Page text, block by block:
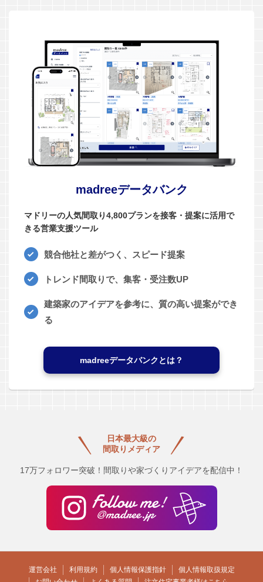
madreeデータバンク
マドリーの人気間取り4,800プランを接客・提案に活用で
きる営業支援ツール
競合他社と差がつく、スピード提案
トレンド間取りで、集客・受注数UP
建築家のアイデアを参考に、質の高い提案ができ
る
madreeデータバンクとは？
日本最大級の
間取りメディア
17万フォロワー突破！間取りや家づくりアイデアを配信中！
運営会社 利用規約 個人情報保護指針
個人情報取扱規定